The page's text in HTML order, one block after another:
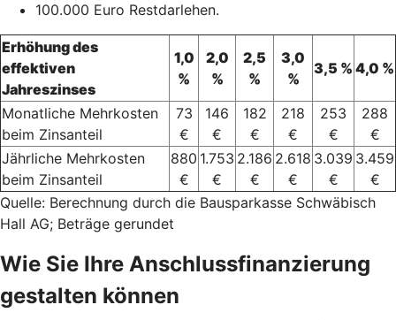
100.000 Euro Restdarlehen.
Erhöhung des
effektiven
Jahreszinses
1,0
%
2,0
%
2,5
%
3,0
%
3,5 % 4,0 %
Monatliche Mehrkosten
beim Zinsanteil
73
€
146
€
182
€
218
€
253
€
288
€
Jährliche Mehrkosten
beim Zinsanteil
880
€
1.753
€
2.186
€
2.618
€
3.039
€
3.459
€
Quelle: Berechnung durch die Bausparkasse Schwäbisch
Hall AG; Beträge gerundet
Wie Sie Ihre Anschlussfinanzierung
gestalten können